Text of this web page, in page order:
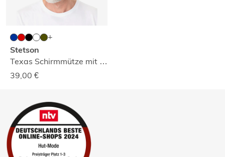
Stetson
Texas Schirmmütze mit UV-Schutz
39,00 €